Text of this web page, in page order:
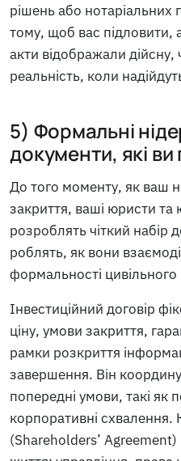
рішень або нотаріальних
тому, щоб вас підловити,
акти відображали
реальність, коли
5) Формальні
документи, які
До того моменту, як ваш
закриття, ваші юристи та
розроблять чіткий набір
роблять, як вони
формальності цивільного
Інвестиційний договір
ціну, умови закриття,
рамки розкриття
завершення. Він
попередні умови, такі як
корпоративні схвалення.
(Shareholders’ Agreement)